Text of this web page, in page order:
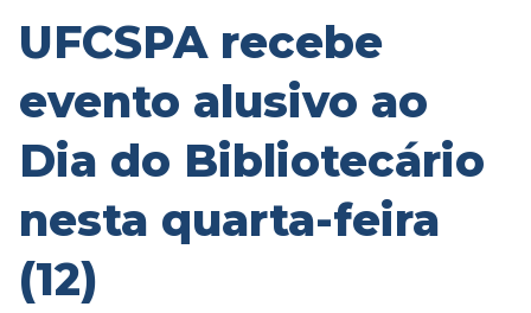
UFCSPA recebe
evento alusivo ao
Dia do Bibliotecário
nesta quarta-feira
(12)